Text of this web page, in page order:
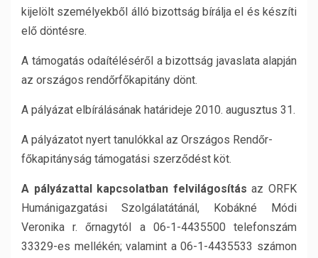
kijelölt személyekből álló bizottság bírálja el és készíti
elő döntésre.
A támogatás odaítéléséről a bizottság javaslata alapján
az országos rendőrfőkapitány dönt.
A pályázat elbírálásának határideje 2010. augusztus 31.
A pályázatot nyert tanulókkal az Országos Rendőr-
főkapitányság támogatási szerződést köt.
A pályázattal kapcsolatban felvilágosítás az ORFK
Humánigazgatási Szolgálatátánál, Kobákné Módi
Veronika r. őrnagytól a 06-1-4435500 telefonszám
33329-es mellékén; valamint a 06-1-4435533 számon